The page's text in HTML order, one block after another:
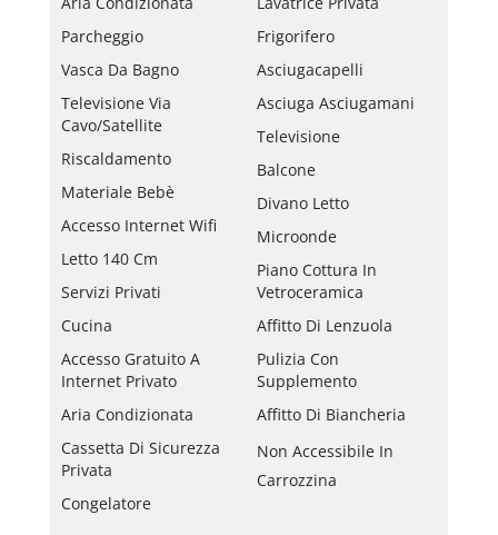
Parcheggio
Vasca Da Bagno
Televisione Via
Cavo/satellite
Riscaldamento
Materiale Bebè
Accesso Internet Wifi
Letto 140 Cm
Servizi Privati
Cucina
Accesso Gratuito A
Internet Privato
Aria Condizionata
Cassetta Di Sicurezza
Privata
Congelatore
Frigorifero
Asciugacapelli
Asciuga Asciugamani
Televisione
Balcone
Divano Letto
Microonde
Piano Cottura In
Vetroceramica
Affitto Di Lenzuola
Pulizia Con
Supplemento
Affitto Di Biancheria
Non Accessibile In
Carrozzina